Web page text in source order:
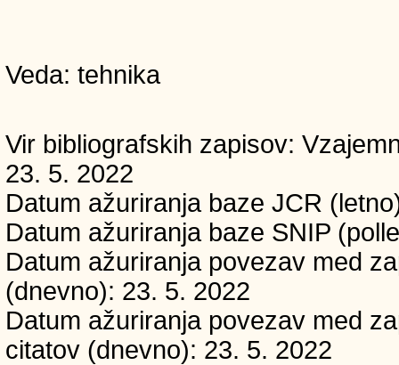
Veda: tehnika
Vir bibliografskih zapisov:
23. 5. 2022
Datum ažuriranja baze JCR
Datum ažuriranja baze SNIP
Datum ažuriranja povezav med
(dnevno): 23. 5. 2022
Datum ažuriranja povezav med
citatov (dnevno): 23. 5. 2022